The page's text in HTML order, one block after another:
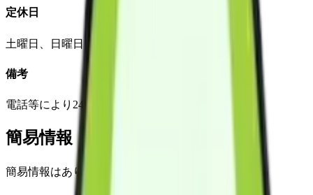
定休日
土曜日、日曜日、祝日、12月29日から1月3日
備考
電話等により24時間常時連絡可能。
簡易情報
簡易情報はありません